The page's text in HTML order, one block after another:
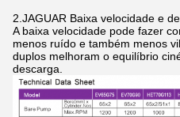
2.JAGUAR Baixa velocidade e
A baixa velocidade pode fazer
menos ruído e também menos
duplos melhoram o equilíbrio
descarga.